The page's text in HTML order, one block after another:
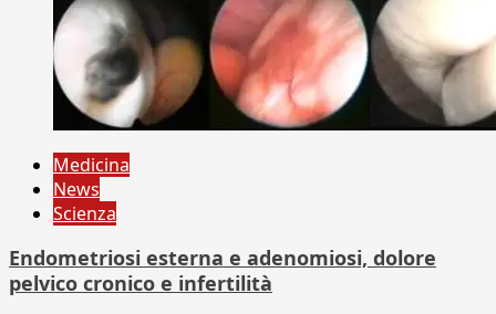
Medicina
News
Scienza
Endometriosi esterna e adenomiosi, dolore
pelvico cronico e infertilità